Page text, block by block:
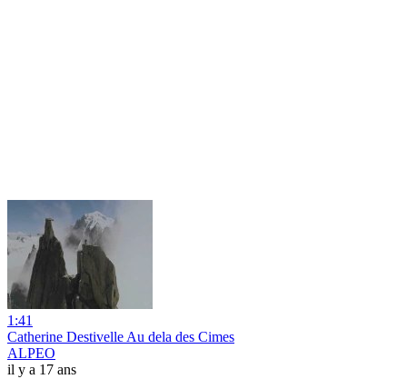
1:41
Catherine Destivelle Au dela des Cimes
ALPEO
il y a 17 ans